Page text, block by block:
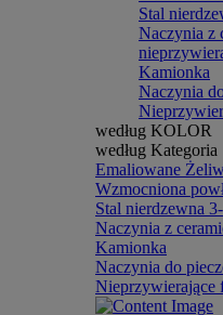
Stal
Naczynia z
Kamionka
Naczynia
według KOLOR
według Kategoria
Emaliowane
Wzmocniona
Stal nierdzewna
Naczynia z
Kamionka
Naczynia do
Nieprzywierające